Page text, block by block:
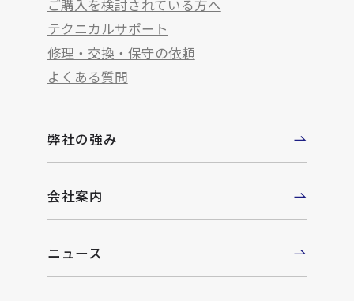
ご購入を検討されている方へ
テクニカルサポート
修理・交換・保守の依頼
よくある質問
弊社の強み
会社案内
ニュース